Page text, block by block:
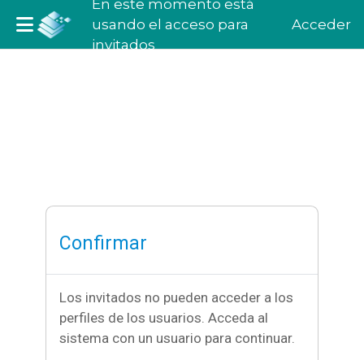
En este momento está
usando el acceso para
invitados
Acceder
Confirmar
Los invitados no pueden acceder a los
perfiles de los usuarios. Acceda al
sistema con un usuario para continuar.